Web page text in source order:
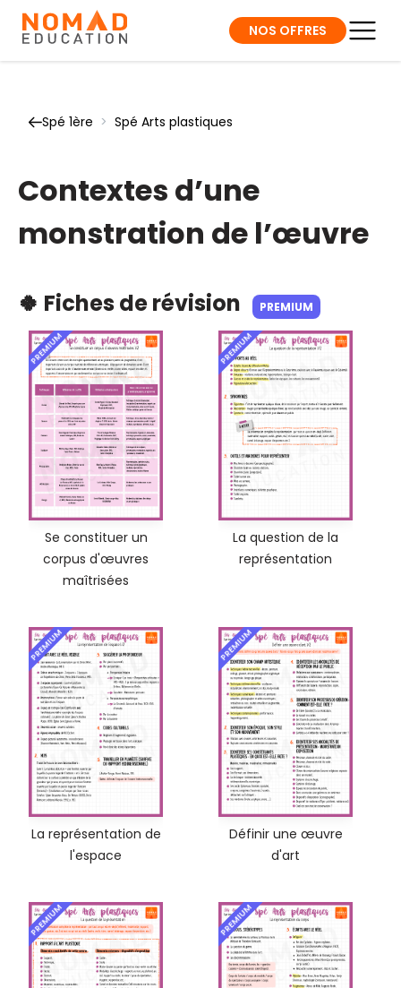
NOS OFFRES
Spé 1ère > Spé Arts plastiques
Contextes d’une
monstration de l’œuvre
🍀 Fiches de révision PREMIUM
PREMIUM
Se constituer un
corpus d'œuvres
maîtrisées
PREMIUM
La question de la
représentation
PREMIUM
La représentation de
l'espace
PREMIUM
Définir une œuvre
d'art
PREMIUM PREMIUM